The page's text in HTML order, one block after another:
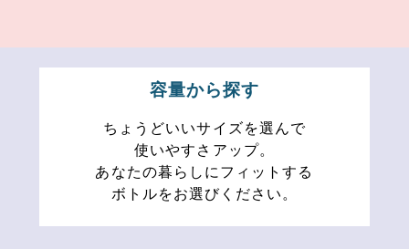
容量から探す
ちょうどいいサイズを選んで
使いやすさアップ。
あなたの暮らしにフィットする
ボトルをお選びください。